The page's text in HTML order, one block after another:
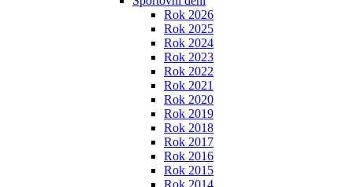
Rok 2026
Rok 2025
Rok 2024
Rok 2023
Rok 2022
Rok 2021
Rok 2020
Rok 2019
Rok 2018
Rok 2017
Rok 2016
Rok 2015
Rok 2014